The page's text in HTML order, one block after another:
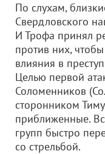
По слухам,
Свердловского
И Трофа принял
против них,
влияния в
Целью первой
Соломенников
сторонником
приближенные.
групп быстро
со